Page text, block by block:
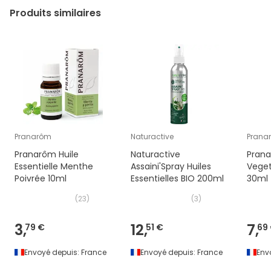
Produits similaires
Pranarôm
Pranarôm Huile
Essentielle Menthe
Poivrée 10ml
(23)
3,79 €
Envoyé depuis: France
Naturactive
Naturactive
Assaini'Spray Huiles
Essentielles BIO 200ml
(3)
12,51 €
Envoyé depuis: France
30ml
7,69